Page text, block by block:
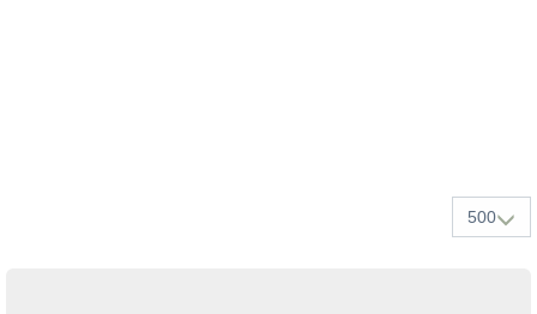
500